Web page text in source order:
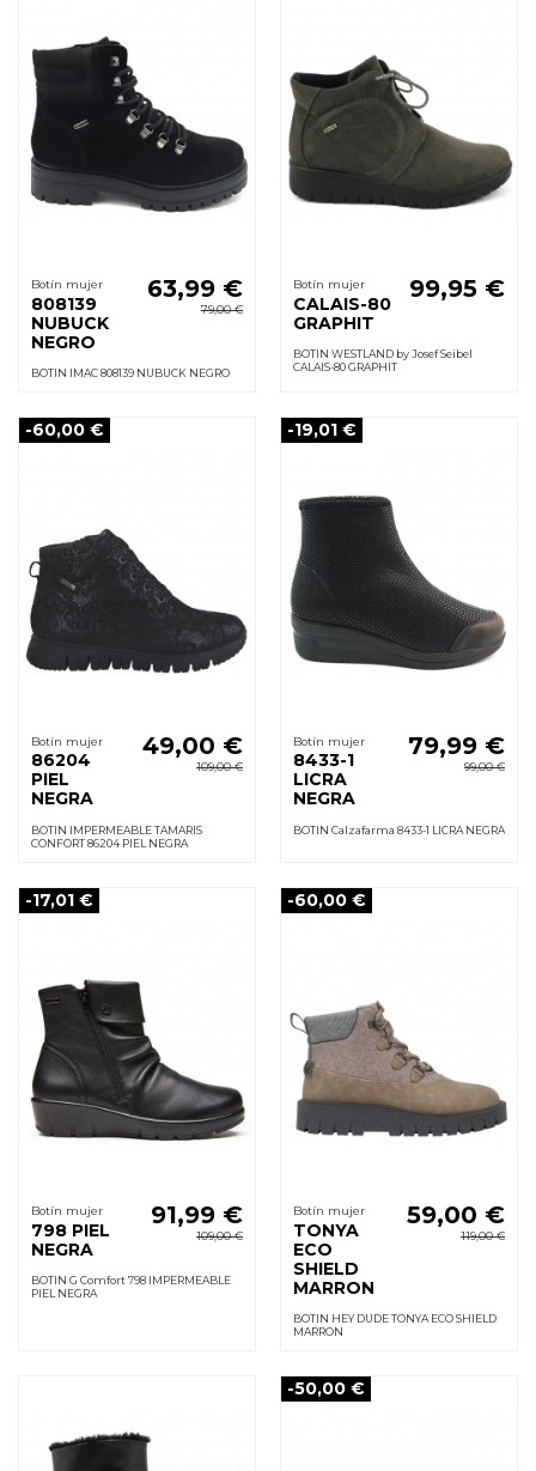
Botín mujer
808139
NUBUCK
NEGRO
63,99 €
79,00 €
BOTIN IMAC 808139 NUBUCK NEGRO
Botín mujer
CALAIS-80
GRAPHIT
99,95 €
BOTIN WESTLAND by Josef Seibel
CALAIS-80 GRAPHIT
-60,00 €
Botín mujer
86204
PIEL
NEGRA
49,00 €
109,00 €
BOTIN IMPERMEABLE TAMARIS
CONFORT 86204 PIEL NEGRA
-19,01 €
Botín mujer
8433-1
LICRA
NEGRA
79,99 €
99,00 €
BOTIN Calzafarma 8433-1 LICRA NEGRA
-17,01 €
Botín mujer
798 PIEL
NEGRA
91,99 €
109,00 €
BOTIN G Comfort 798 IMPERMEABLE
PIEL NEGRA
-60,00 €
Botín mujer
TONYA
ECO
SHIELD
MARRON
59,00 €
119,00 €
BOTIN HEY DUDE TONYA ECO SHIELD
MARRON
-50,00 €